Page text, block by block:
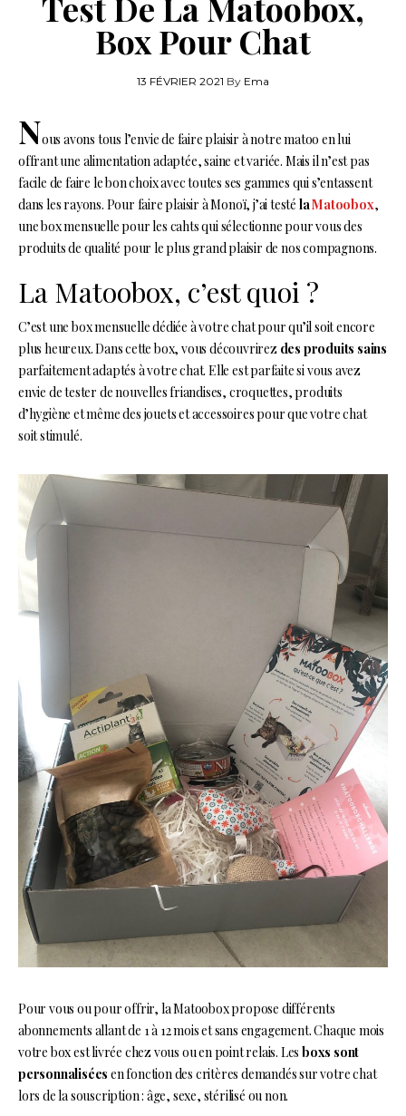
Box Pour Chat
13 FÉVRIER 2021 By Ema
Nous avons tous l’envie de faire plaisir à notre matoo en lui
offrant une alimentation adaptée, saine et variée. Mais il n’est pas
facile de faire le bon choix avec toutes ses gammes qui s’entassent
dans les rayons. Pour faire plaisir à Monoï, j’ai testé laMatoobox,
une box mensuelle pour les cahts qui sélectionne pour vous des
produits de qualité pour le plus grand plaisir de nos compagnons.
La Matoobox, c’est quoi ?
C’est une box mensuelle dédiée à votre chat pour qu’il soit encore
plus heureux. Dans cette box, vous découvrirez des produits sains
parfaitement adaptés à votre chat. Elle est parfaite si vous avez
envie de tester de nouvelles friandises, croquettes, produits
d’hygiène et même des jouets et accessoires pour que votre chat
soit stimulé.
Pour vous ou pour offrir, la Matoobox propose différents
abonnements allant de 1 à 12 mois et sans engagement. Chaque mois
votre box est livrée chez vous ou en point relais. Les boxs sont
personnalisées en fonction des critères demandés sur votre chat
lors de la souscription : âge, sexe, stérilisé ou non.